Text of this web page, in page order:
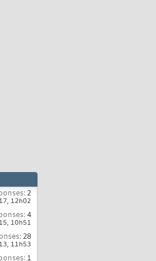
2
12h02
4
10h51
28
11h53
1